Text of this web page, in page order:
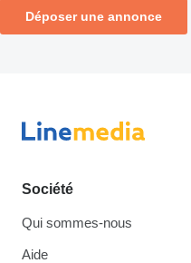
Déposer une annonce
Société
Qui sommes-nous
Aide